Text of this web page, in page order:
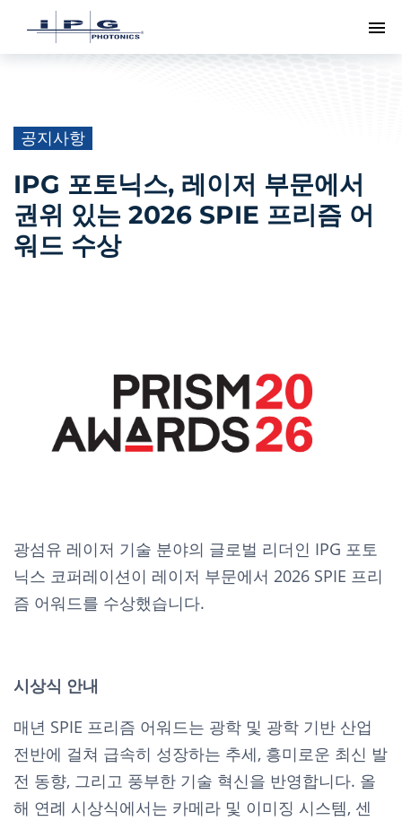
메
공지사항
IPG 포토닉스, 레이저 부문에서
권위 있는 2026 SPIE 프리즘 어
워드 수상
광섬유 레이저 기술 분야의 글로벌 리더인 IPG 포토
닉스 코퍼레이션이 레이저 부문에서 2026 SPIE 프리
즘 어워드를 수상했습니다.
시상식 안내
매년 SPIE 프리즘 어워드는 광학 및 광학 기반 산업
전반에 걸쳐 급속히 성장하는 추세, 흥미로운 최신 발
전 동향, 그리고 풍부한 기술 혁신을 반영합니다. 올
해 연례 시상식에서는 카메라 및 이미징 시스템, 센